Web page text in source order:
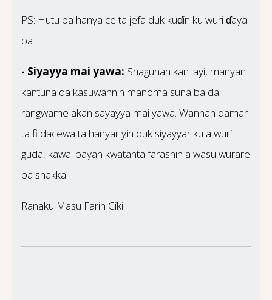
PS: Hutu ba hanya ce ta jefa duk kuɗin ku wuri ɗaya
ba.
- Siyayya mai yawa: Shagunan kan layi, manyan
kantuna da kasuwannin manoma suna ba da
rangwame akan sayayya mai yawa. Wannan damar
ta fi dacewa ta hanyar yin duk siyayyar ku a wuri
guda, kawai bayan kwatanta farashin a wasu wurare
ba shakka.
Ranaku Masu Farin Ciki!